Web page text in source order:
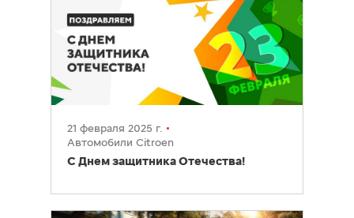
21 февраля 2025 г.
Автомобили Citroen
С Днем защитника Отечества!